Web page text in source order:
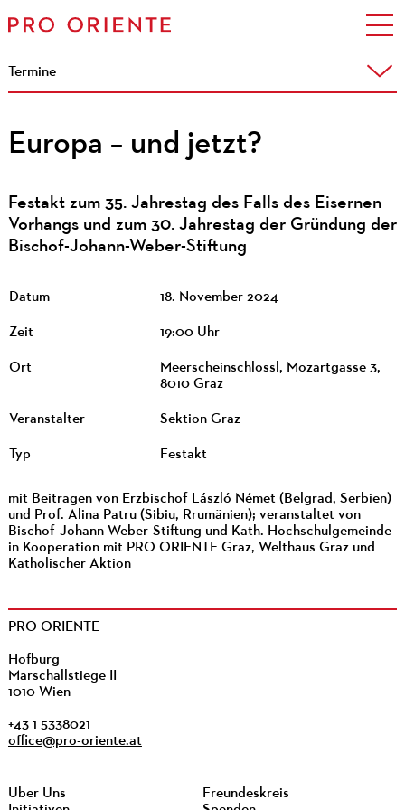
Termine
Europa – und jetzt?
Festakt zum 35. Jahrestag des Falls des Eisernen
Vorhangs und zum 30. Jahrestag der Gründung der
Bischof-Johann-Weber-Stiftung
Datum 18. November 2024
Zeit 19:00 Uhr
Ort
Meerscheinschlössl, Mozartgasse 3,
8010 Graz
Veranstalter Sektion Graz
Typ Festakt
mit Beiträgen von Erzbischof László Német (Belgrad, Serbien)
und Prof. Alina Patru (Sibiu, Rrumänien); veranstaltet von
Bischof-Johann-Weber-Stiftung und Kath. Hochschulgemeinde
in Kooperation mit PRO ORIENTE Graz, Welthaus Graz und
Katholischer Aktion
PRO ORIENTE
Hofburg
Marschallstiege II
1010 Wien
+43 1 5338021
office@pro-oriente.at
Über Uns
Freundeskreis